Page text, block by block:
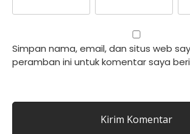
Simpan nama, email, dan situs web
peramban ini untuk komentar saya